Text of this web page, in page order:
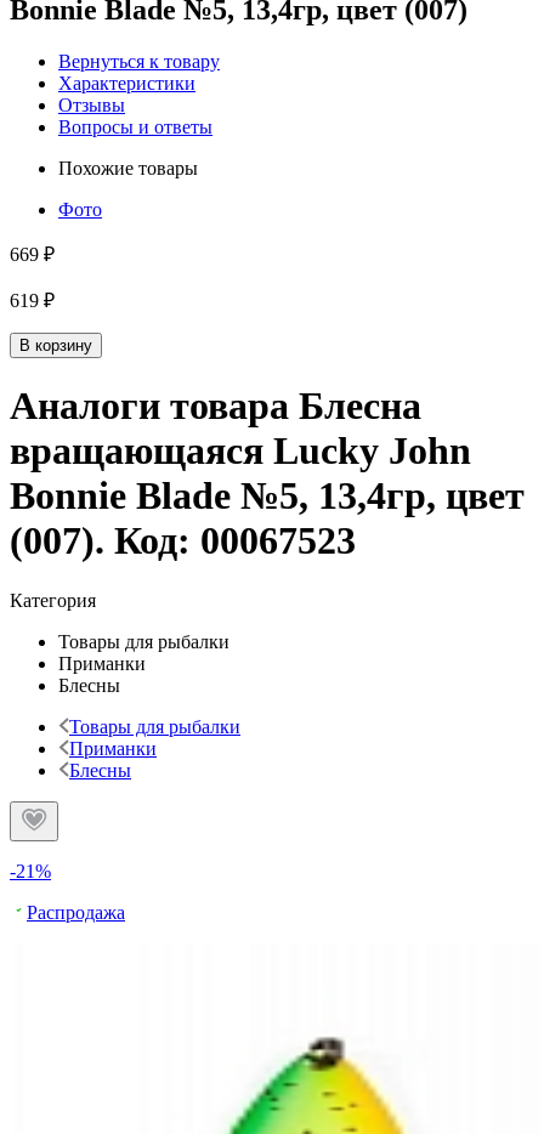
Bonnie Blade №5, 13,4гр, цвет (007)
Вернуться к товару
Характеристики
Отзывы
Вопросы и ответы
Похожие товары
Фото
669 ₽
619 ₽
В корзину
Аналоги товара Блесна
вращающаяся Lucky John
Bonnie Blade №5, 13,4гр, цвет
(007). Код: 00067523
Категория
Товары для рыбалки
Приманки
Блесны
Товары для рыбалки
Приманки
Блесны
-21%
Распродажа